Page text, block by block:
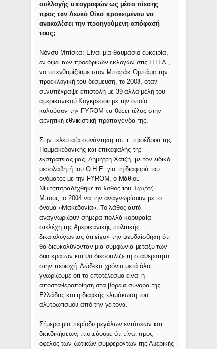
συλλογής υπογραφών ως μέσο πίεσης
προς τον Λευκό Οίκο προκειμένου να
ανακαλέσει την προηγούμενη απόφασή
τους;
Νάνσυ Μπίσκα: Είναι μία θαυμάσια ευκαιρία,
εν όψει των προεδρικών εκλογών στις Η.Π.Α.,
να υπενθυμίζουμε στον Μπαράκ Ομπάμα την
προεκλογική του δέσμευση, το 2008, όταν
συνυπέγραψε επιστολή με 39 άλλα μέλη του
αμερικανικού Κογκρέσου με την οποία
καλούσαν την FYROM να θέσει τέλος στην
αρνητική εθνικιστική προπαγάνδα της.
Στην τελευταία συνάντηση του τ. προέδρου της
Παμμακεδονικής και επικεφαλής της
εκστρατείας μας, Δημήτρη Χατζή, με τον ειδικό
μεσολαβητή του Ο.Η.Ε. για τη διαφορά του
ονόματος με την FYROM, ο Μάθιου
Νίμιτςπαραδέχθηκε το λάθος του Τζωρτζ
Μπους το 2004 να την αναγνωρίσουν με το
όνομα «Μακεδονία». Το λάθος αυτό
αναγνωρίζουν σήμερα πολλά κορυφαία
στελέχη της Αμερικανικής πολιτικής
δικαιολογώντας ότι είχαν την ψευδαίσθηση ότι
θα διευκολύνονταν μία συμφωνία μεταξύ των
δύο κρατών και θα διεσφαλίζε τη σταθερότητα
στην περιοχή. Δώδεκα χρόνια μετά όλοι
γνωρίζουμε ότι το αποτέλεσμα είναι η
αποσταθεροποίηση στα βόρεια σύνορα της
Ελλάδας και η διαρκής κλιμάκωση του
αλυτρωτισμού από την γείτονα.
Σήμερα μια περίοδο μεγάλων εντάσεων και
διεκδικήσεων, πιστεύουμε ότι είναι προς
όφελος των ζωτικών συμφερόντων της Αμερικής